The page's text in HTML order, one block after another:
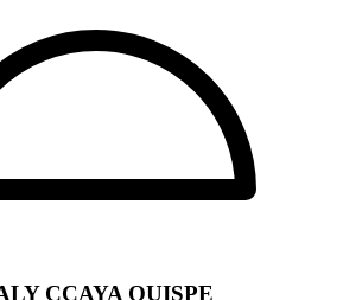
CCAYA QUISPE